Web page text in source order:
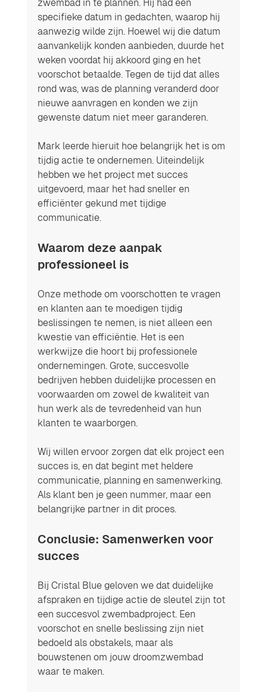
zwembad in te plannen. Hij had een
specifieke datum in gedachten, waarop hij
aanwezig wilde zijn. Hoewel wij die datum
aanvankelijk konden aanbieden, duurde het
weken voordat hij akkoord ging en het
voorschot betaalde. Tegen de tijd dat alles
rond was, was de planning veranderd door
nieuwe aanvragen en konden we zijn
gewenste datum niet meer garanderen.
Mark leerde hieruit hoe belangrijk het is om
tijdig actie te ondernemen. Uiteindelijk
hebben we het project met succes
uitgevoerd, maar het had sneller en
efficiënter gekund met tijdige
communicatie.
Waarom deze aanpak
professioneel is
Onze methode om voorschotten te vragen
en klanten aan te moedigen tijdig
beslissingen te nemen, is niet alleen een
kwestie van efficiëntie. Het is een
werkwijze die hoort bij professionele
ondernemingen. Grote, succesvolle
bedrijven hebben duidelijke processen en
voorwaarden om zowel de kwaliteit van
hun werk als de tevredenheid van hun
klanten te waarborgen.
Wij willen ervoor zorgen dat elk project een
succes is, en dat begint met heldere
communicatie, planning en samenwerking.
Als klant ben je geen nummer, maar een
belangrijke partner in dit proces.
Conclusie: Samenwerken voor
succes
Bij Cristal Blue geloven we dat duidelijke
afspraken en tijdige actie de sleutel zijn tot
een succesvol zwembadproject. Een
voorschot en snelle beslissing zijn niet
bedoeld als obstakels, maar als
bouwstenen om jouw droomzwembad
waar te maken.